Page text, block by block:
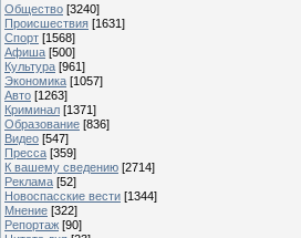
Общество [3240]
Происшествия [1631]
Спорт [1568]
Афиша [500]
Культура [961]
Экономика [1057]
Авто [1263]
Криминал [1371]
Образование [836]
Видео [547]
Пресса [359]
К вашему сведению [2714]
Реклама [52]
Новоспасские вести [1344]
Мнение [322]
Репортаж [90]